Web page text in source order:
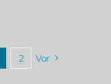
2 Vor